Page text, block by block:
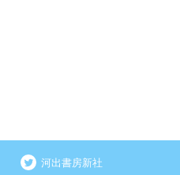
河出書房新社